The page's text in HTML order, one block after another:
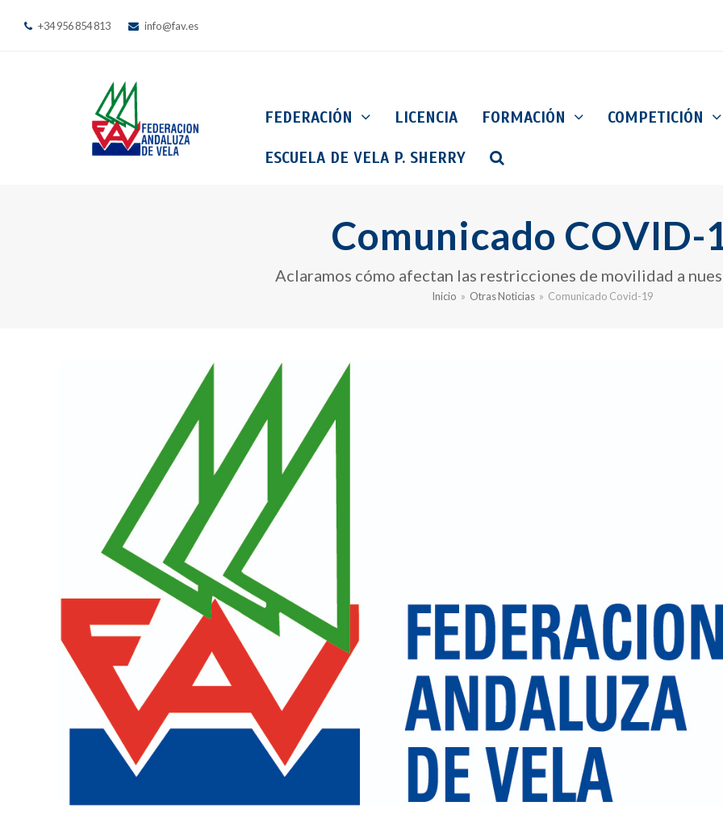
+34 956 854 813 info@fav.es
FEDERACIÓN LICENCIA FORMACIÓN COMPETICIÓN
ESCUELA DE VELA P. SHERRY
Comunicado COVID-
Aclaramos cómo afectan las restricciones de movilidad a
Inicio » Otras Noticias » Comunicado Covid-19